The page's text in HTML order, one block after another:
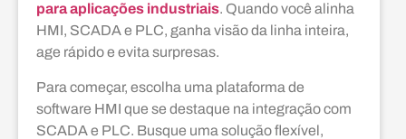
para aplicações industriais. Quando você alinha
HMI, SCADA e PLC, ganha visão da linha inteira,
age rápido e evita surpresas.
Para começar, escolha uma plataforma de
software HMI que se destaque na integração com
SCADA e PLC. Busque uma solução flexível,